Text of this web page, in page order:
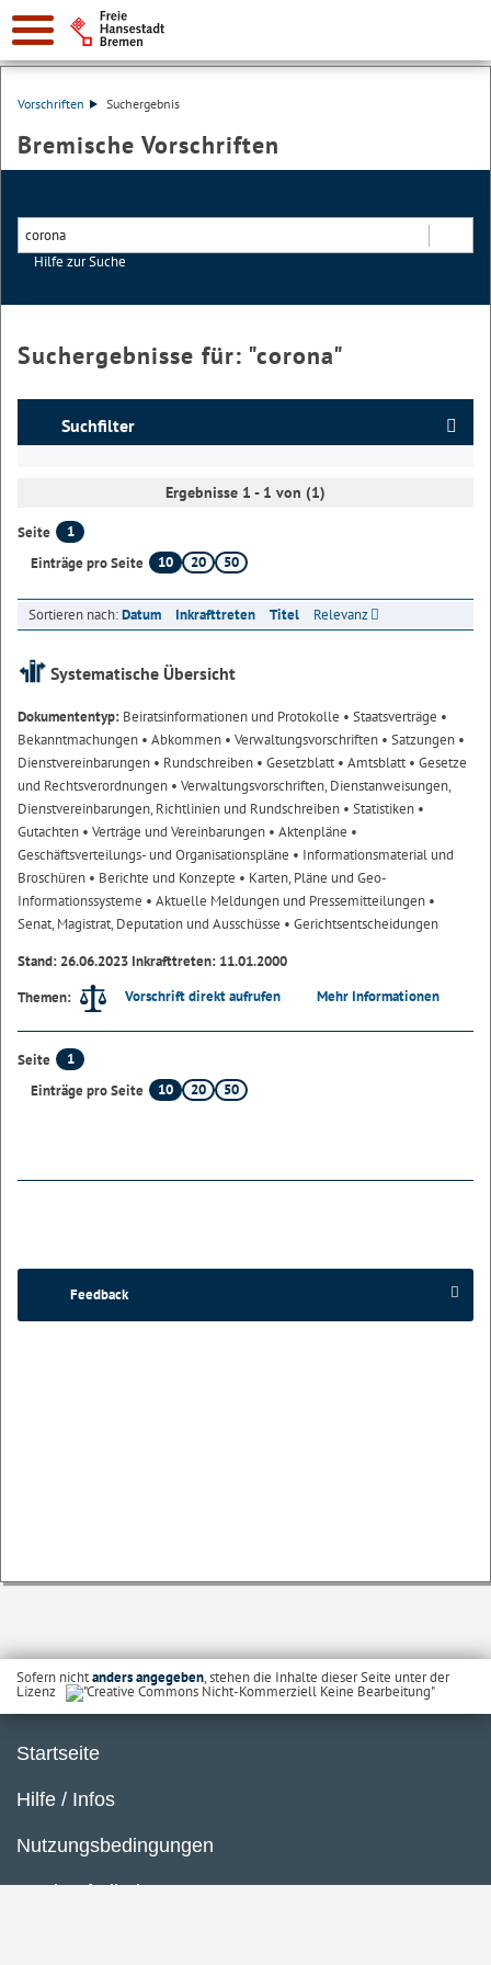
Vorschriften Suchergebnis
Bremische Vorschriften
Hilfe zur Suche
Suchergebnisse für: "corona"
Suchfilter
Ergebnisse 1 - 1 von (1)
Seite
1
Einträge pro Seite
10 20 50
Sortieren nach:Datum Inkrafttreten Titel Relevanz
Systematische Übersicht
Dokumententyp: Beiratsinformationen und Protokolle • Staatsverträge •
Bekanntmachungen • Abkommen • Verwaltungsvorschriften • Satzungen •
Dienstvereinbarungen • Rundschreiben • Gesetzblatt• Amtsblatt• Gesetze
und Rechtsverordnungen • Verwaltungsvorschriften, Dienstanweisungen,
Dienstvereinbarungen, Richtlinien und Rundschreiben • Statistiken •
Gutachten • Verträge und Vereinbarungen • Aktenpläne •
Geschäftsverteilungs- und Organisationspläne • Informationsmaterial und
Broschüren • Berichte und Konzepte • Karten, Pläne und Geo-
Informationssysteme • Aktuelle Meldungen und Pressemitteilungen •
Senat, Magistrat, Deputation und Ausschüsse • Gerichtsentscheidungen
Stand: 26.06.2023 Inkrafttreten: 11.01.2000
Themen:
Vorschrift direkt aufrufen Mehr Informationen
Seite
1
Einträge pro Seite
10 20 50
Feedback
Sofern nichtanders angegeben, stehen die Inhalte dieser Seite unter der
Lizenz
Startseite
Hilfe / Infos
Nutzungsbedingungen
Barrierefreiheit